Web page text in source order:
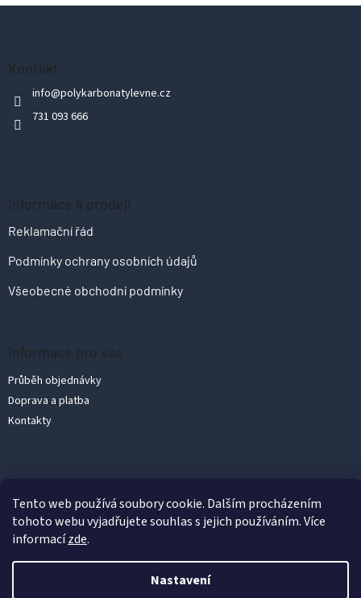
Tento web používá soubory cookie. Dalším procházením
tohoto webu vyjadřujete souhlas s jejich používáním. Více
informacízde.
Nastavení
Kontakt
info@polykarbonatylevne.cz
731 093 666
Informace k prodeji
Reklamační řád
Podmínky ochrany osobních údajů
Všeobecné obchodní podmínky
Informace pro vás
Průběh objednávky
Doprava a platba
Kontakty
Copyright 2026
Podle zákona o evidenci tržeb je prodávající povinen vystavit